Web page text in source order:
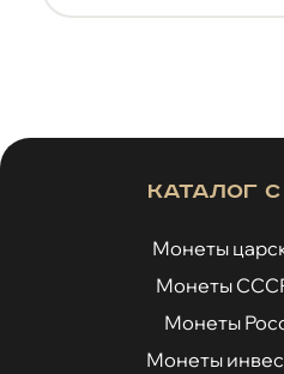
Каталог
Монеты
Монеты СССР
Монеты
Монеты